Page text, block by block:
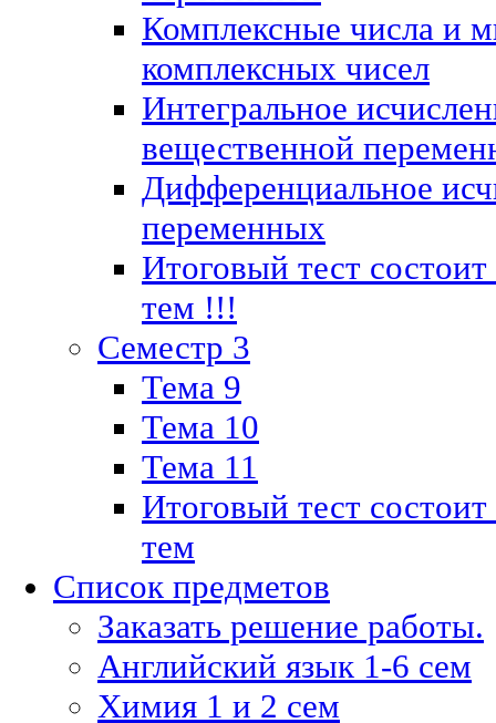
Комплексные числа и
комплексных чисел
Интегральное
вещественной
Дифференциальное
переменных
Итоговый тест
тем !!!
Семестр 3
Тема 9
Тема 10
Тема 11
Итоговый тест
тем
Список предметов
Заказать решение работы.
Английский язык 1-6 сем
Химия 1 и 2 сем